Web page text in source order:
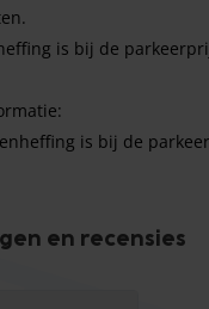
is bij de
is bij de
van 30 euro. Voor nog
en recensies